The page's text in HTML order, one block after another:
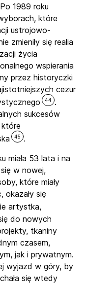
1989 roku
które
ustrojowo-
zmieniły się realia
życia
wspierania
przez historyczki
cezur
44
.
sukcesów
które
45
.
miała 53 lata i na
w nowej,
które miały
okazały się
artystka,
do nowych
tkaniny
czasem,
jak i prywatnym.
wyjazd w góry, by
się wtedy